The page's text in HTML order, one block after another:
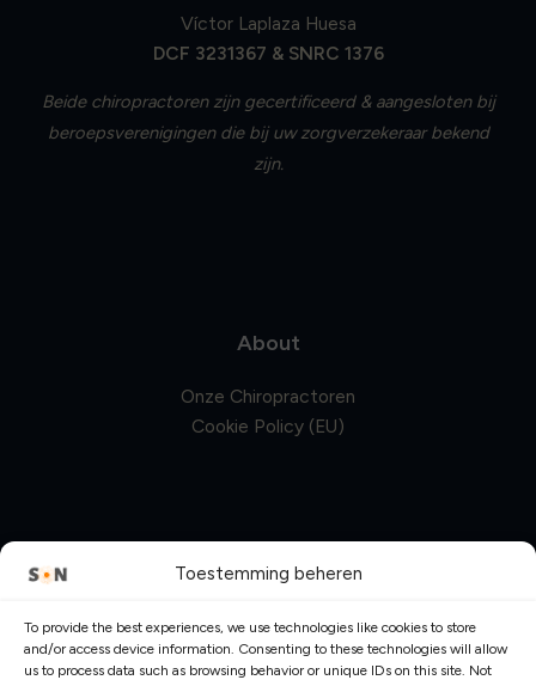
Toestemming beheren
To provide the best experiences, we use technologies like cookies to store
and/or access device information. Consenting to these technologies will allow
us to process data such as browsing behavior or unique IDs on this site. Not
Víctor Laplaza Huesa
DCF 3231367 & SNRC 1376
Beide chiropractoren zijn gecertificeerd & aangesloten bij
beroepsverenigingen die bij uw zorgverzekeraar bekend
zijn.
About
Onze Chiropractoren
Cookie Policy (EU)
1911 KN, Uitgeest